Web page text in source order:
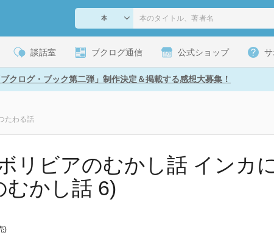
談話室 ブクログ通信 公式ショップ サ
ブクログ・ブック第二弾」制作決定＆掲載する感想大募集！
たわる話
リビアのむかし話 インカ
むかし話 6)
)